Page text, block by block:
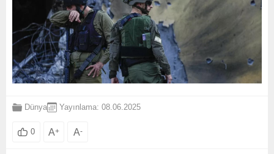
Dünya Yayınlama: 08.06.2025
0 A+ A-